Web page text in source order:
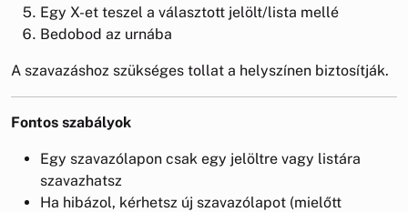
Egy X-et teszel a választott jelölt/lista mellé
Bedobod az urnába
A szavazáshoz szükséges tollat a helyszínen biztosítják.
Fontos szabályok
Egy szavazólapon csak egy jelöltre vagy listára
szavazhatsz
Ha hibázol, kérhetsz új szavazólapot (mielőtt